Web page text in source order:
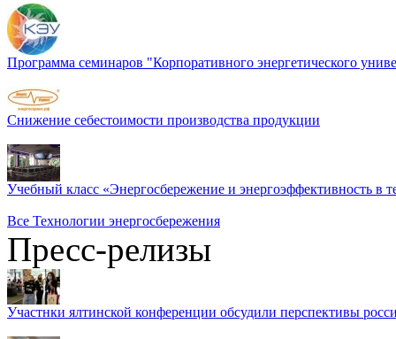
Программа семинаров "Корпоративного энергетического
Снижение себестоимости производства продукции
Учебный класс «Энергосбережение и энергоэффективность в
Все Технологии энергосбережения
Пресс-релизы
Участнки ялтинской конференции обсудили перспективы